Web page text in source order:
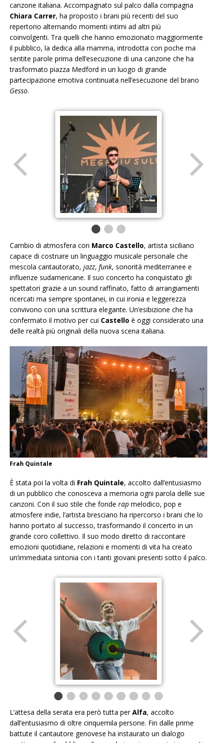
canzone italiana. Accompagnato sul palco dalla compagna
Chiara Carrer, ha proposto i brani più recenti del suo
repertorio alternando momenti intimi ad altri più
coinvolgenti. Tra quelli che hanno emozionato maggiormente
il pubblico, la dedica alla mamma, introdotta con poche ma
sentite parole prima dell’esecuzione di una canzone che ha
trasformato piazza Medford in un luogo di grande
partecipazione emotiva continuata nell’esecuzione del brano
Gesso.
Cambio di atmosfera con Marco Castello, artista siciliano
capace di costruire un linguaggio musicale personale che
mescola cantautorato, jazz, funk, sonorità mediterranee e
influenze sudamericane. Il suo concerto ha conquistato gli
spettatori grazie a un sound raffinato, fatto di arrangiamenti
ricercati ma sempre spontanei, in cui ironia e leggerezza
convivono con una scrittura elegante. Un’esibizione che ha
confermato il motivo per cui Castello è oggi considerato una
delle realtà più originali della nuova scena italiana.
Frah Quintale
È stata poi la volta di Frah Quintale, accolto dall’entusiasmo
di un pubblico che conosceva a memoria ogni parola delle sue
canzoni. Con il suo stile che fonde rap melodico, pop e
atmosfere indie, l’artista bresciano ha ripercorso i brani che lo
hanno portato al successo, trasformando il concerto in un
grande coro collettivo. Il suo modo diretto di raccontare
emozioni quotidiane, relazioni e momenti di vita ha creato
un’immediata sintonia con i tanti giovani presenti sotto il palco.
L’attesa della serata era però tutta perAlfa, accolto
dall’entusiasmo di oltre cinquemila persone. Fin dalle prime
battute il cantautore genovese ha instaurato un dialogo